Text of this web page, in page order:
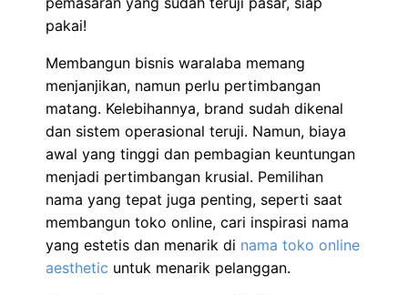
pakai!
Membangun bisnis waralaba memang
menjanjikan, namun perlu pertimbangan
matang. Kelebihannya, brand sudah dikenal
dan sistem operasional teruji. Namun, biaya
awal yang tinggi dan pembagian keuntungan
menjadi pertimbangan krusial. Pemilihan
nama yang tepat juga penting, seperti saat
membangun toko online, cari inspirasi nama
yang estetis dan menarik di nama toko online
aesthetic untuk menarik pelanggan.